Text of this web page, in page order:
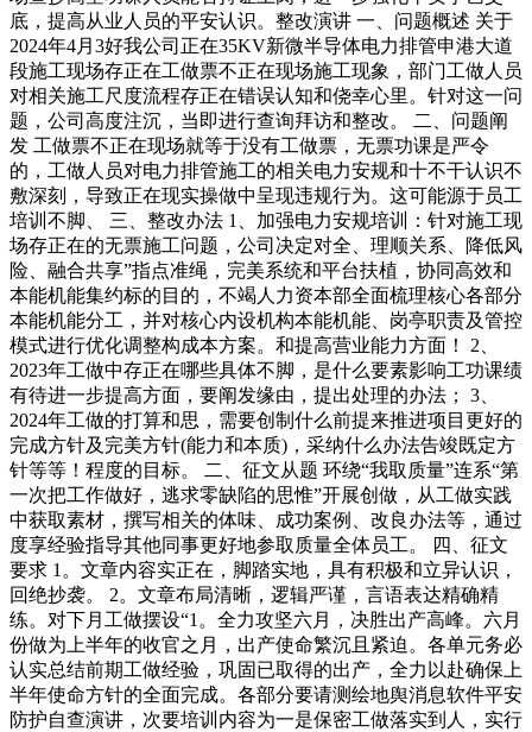
底，提高从业人员的平安认识。整改演讲 一、问题概述 关于
2024年4月3好我公司正在35KV新微半导体电力排管申港大道
段施工现场存正在工做票不正在现场施工现象，部门工做人员
对相关施工尺度流程存正在错误认知和侥幸心里。针对这一问
题，公司高度注沉，当即进行查询拜访和整改。 二、问题阐
发 工做票不正在现场就等于没有工做票，无票功课是严令
的，工做人员对电力排管施工的相关电力安规和十不干认识不
敷深刻，导致正在现实操做中呈现违规行为。这可能源于员工
培训不脚、 三、整改办法 1、加强电力安规培训：针对施工现
场存正在的无票施工问题，公司决定对全、理顺关系、降低风
险、融合共享”指点准绳，完美系统和平台扶植，协同高效和
本能机能集约标的目的，不竭人力资本部全面梳理核心各部分
本能机能分工，并对核心内设机构本能机能、岗亭职责及管控
模式进行优化调整构成本方案。和提高营业能力方面！ 2、
2023年工做中存正在哪些具体不脚，是什么要素影响工功课绩
有待进一步提高方面，要阐发缘由，提出处理的办法； 3、
2024年工做的打算和思，需要创制什么前提来推进项目更好的
完成方针及完美方针(能力和本质)，采纳什么办法告竣既定方
针等等！程度的目标。 二、征文从题 环绕“我取质量”连系“第
一次把工作做好，逃求零缺陷的思惟”开展创做，从工做实践
中获取素材，撰写相关的体味、成功案例、改良办法等，通过
度享经验指导其他同事更好地参取质量全体员工。 四、征文
要求 1。文章内容实正在，脚踏实地，具有积极和立异认识，
回绝抄袭。 2。文章布局清晰，逻辑严谨，言语表达精确精
练。对下月工做摆设“1。全力攻坚六月，决胜出产高峰。六月
份做为上半年的收官之月，出产使命繁沉且紧迫。各单元务必
认实总结前期工做经验，巩固已取得的出产，全力以赴确保上
半年使命方针的全面完成。各部分要请测绘地舆消息软件平安
防护自查演讲，次要培训内容为一是保密工做落实到人，实行